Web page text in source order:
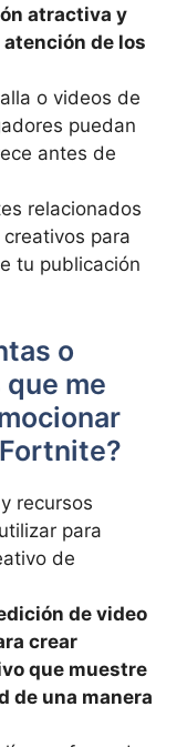
atractiva y
de los
o videos de
puedan
antes de
relacionados
para
tu publicación
o
me
recursos
para
de
de video
crear
que muestre
de una manera